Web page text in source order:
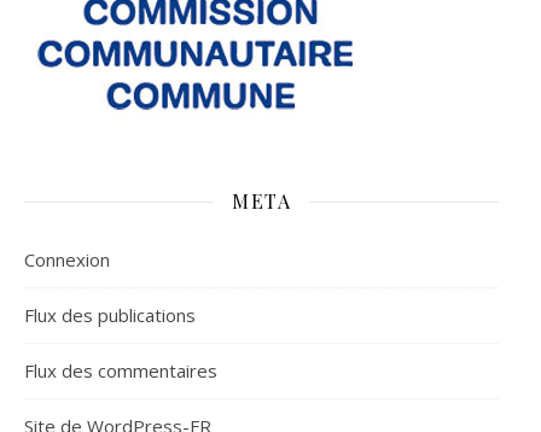
META
Connexion
Flux des publications
Flux des commentaires
Site de WordPress-FR